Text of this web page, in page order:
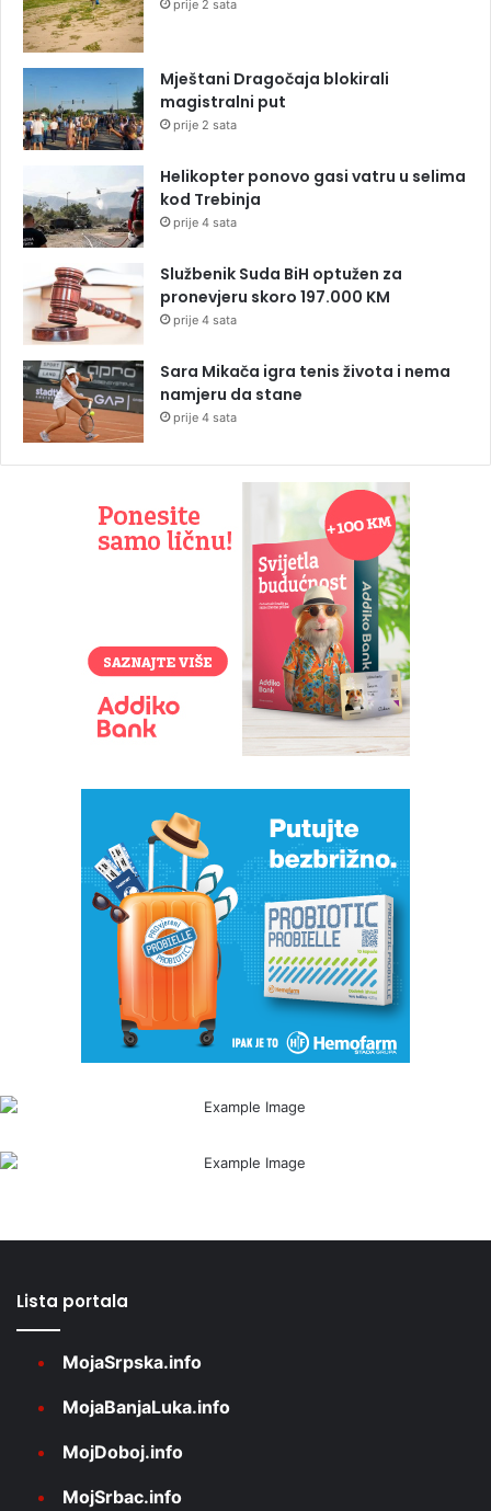
prije 2 sata
Mještani Dragočaja blokirali
magistralni put
prije 2 sata
Helikopter ponovo gasi vatru u selima
kod Trebinja
prije 4 sata
Službenik Suda BiH optužen za
pronevjeru skoro 197.000 KM
prije 4 sata
Sara Mikača igra tenis života i nema
namjeru da stane
prije 4 sata
Lista portala
MojaSrpska.info
MojaBanjaLuka.info
MojDoboj.info
MojSrbac.info